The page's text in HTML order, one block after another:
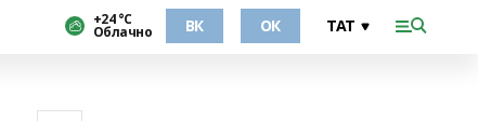
+24 °С
Облачно ВК ОК